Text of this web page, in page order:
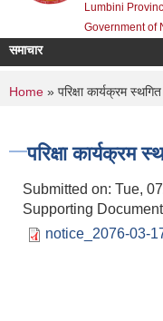
Lumbini
Government of
समाचार
You are here
Home » परिक्षा कार्यक्रम
परिक्षा कार्यक्रम
Submitted on: Tue,
Supporting
notice_2076-03-